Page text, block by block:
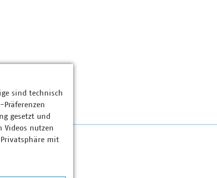
sind technisch
gesetzt und
Videos nutzen
mit